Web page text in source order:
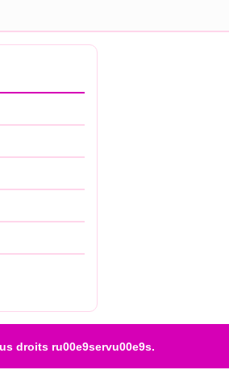
droits ru00e9servu00e9s.